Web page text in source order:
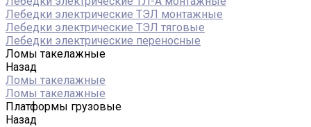
Лебедки электрические ТЭЛ монтажные
Лебедки электрические ТЭЛ тяговые
Лебедки электрические переносные
Ломы такелажные
Назад
Ломы такелажные
Ломы такелажные
Платформы грузовые
Назад